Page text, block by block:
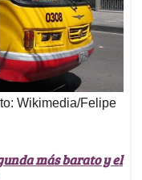
Wikimedia/Felipe
más barato y el